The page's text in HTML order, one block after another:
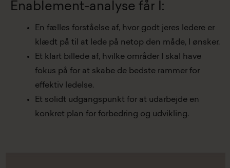
Enablement-analyse får I:
En fælles forståelse af, hvor godt jeres ledere er
klædt på til at lede på netop den måde, I ønsker.
Et klart billede af, hvilke områder I skal have
fokus på for at skabe de bedste rammer for
effektiv ledelse.
Et solidt udgangspunkt for at udarbejde en
konkret plan for forbedring og udvikling.